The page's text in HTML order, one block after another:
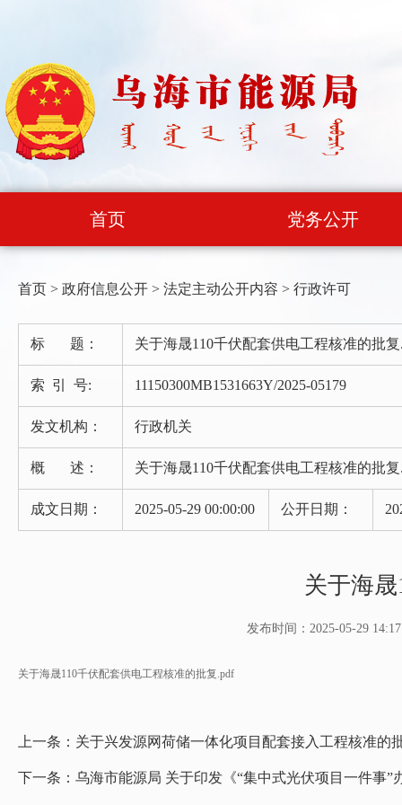
首页 党务公开
首页 > 政府信息公开 > 法定主动公开内容 > 行政许可
标 题： 关于海晟110千伏配套供电工程核准的批复
索 引 号: 11150300MB1531663Y/2025-05179
发文机构： 行政机关
概 述： 关于海晟110千伏配套供电工程核准的批复
成文日期： 2025-05-29 00:00:00 公开日期：
关于海
发布时间：2025-05-29
关于海晟110千伏配套供电工程核准的批复.pdf
上一条： 关于兴发源网荷储一体化项目配套接入工程核准的
下一条： 乌海市能源局 关于印发《“集中式光伏项目一件事”